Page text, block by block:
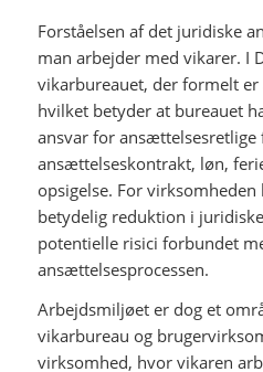
Forståelsen af det juridiske
man arbejder med vikarer. I
vikarbureauet, der formelt
hvilket betyder at bureauet
ansvar for
ansættelseskontrakt, løn,
opsigelse. For
betydelig reduktion i
potentielle risici forbundet
ansættelsesprocessen.
Arbejdsmiljøet er dog et
vikarbureau og
virksomhed, hvor vikaren